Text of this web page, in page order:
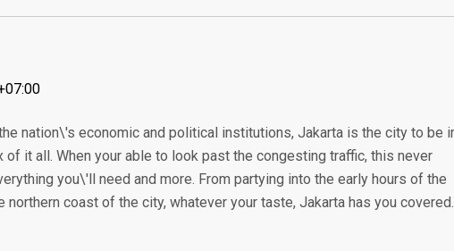
nation\'s economic and political institutions, Jakarta is the city to be
of it all. When your able to look past the congesting traffic, this never
you\'ll need and more. From partying into the early hours of the
northern coast of the city, whatever your taste, Jakarta has you covered.